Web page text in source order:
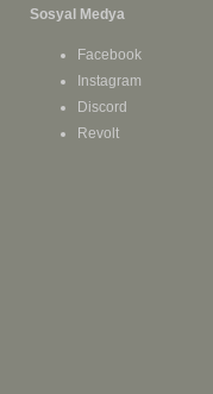
Sosyal Medya
Facebook
Instagram
Discord
Revolt